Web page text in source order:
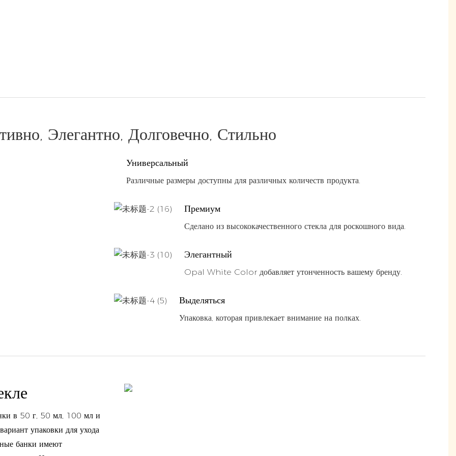
Элегантно, Долговечно, Стильно
Универсальный
Различные размеры доступны для различных количеств продукта.
Премиум
Сделано из высококачественного стекла для роскошного вида.
Элегантный
Opal White Color добавляет утонченность вашему бренду.
Выделяться
Упаковка, которая привлекает внимание на полках.
в 50 г, 50 мл, 100 мл и
упаковки для ухода
банки имеют